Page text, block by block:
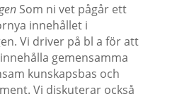
Som ni vet pågår ett
innehållet i
Vi driver på bl a för att
gemensamma
kunskapsbas och
Vi diskuterar också